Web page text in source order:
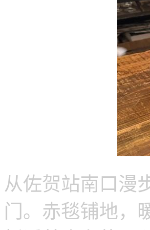
从佐贺站南口漫
门。赤毯铺地，